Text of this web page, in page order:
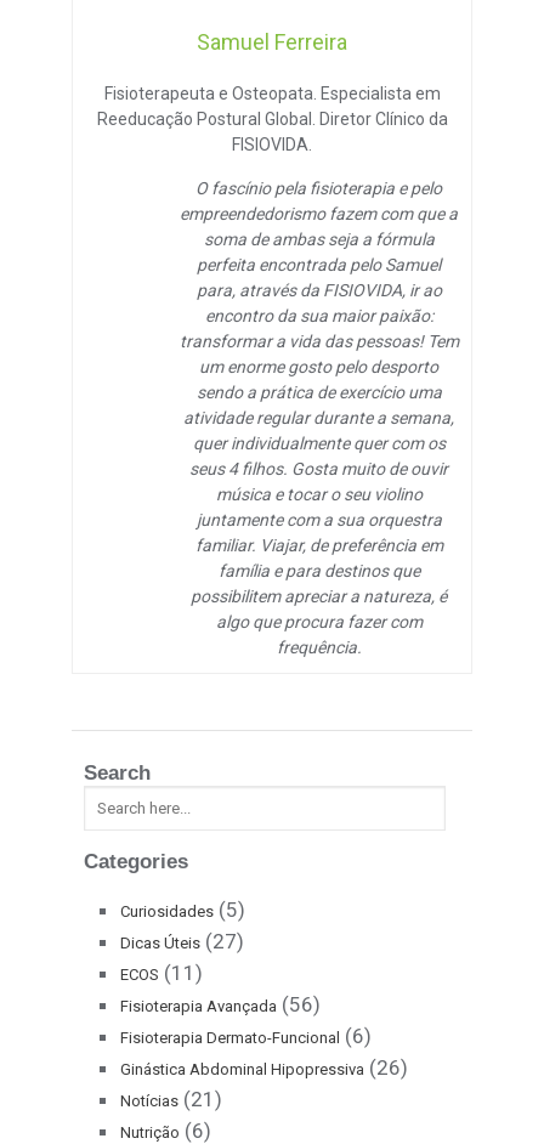
Samuel Ferreira
Fisioterapeuta e Osteopata. Especialista em
Reeducação Postural Global. Diretor Clínico da
FISIOVIDA.
O fascínio pela fisioterapia e pelo
empreendedorismo fazem com que a
soma de ambas seja a fórmula
perfeita encontrada pelo Samuel
para, através da FISIOVIDA, ir ao
encontro da sua maior paixão:
transformar a vida das pessoas! Tem
um enorme gosto pelo desporto
sendo a prática de exercício uma
atividade regular durante a semana,
quer individualmente quer com os
seus 4 filhos. Gosta muito de ouvir
música e tocar o seu violino
juntamente com a sua orquestra
familiar. Viajar, de preferência em
família e para destinos que
possibilitem apreciar a natureza, é
algo que procura fazer com
frequência.
Search
Categories
Curiosidades (5)
Dicas Úteis (27)
ECOS (11)
Fisioterapia Avançada (56)
Fisioterapia Dermato-Funcional (6)
Ginástica Abdominal Hipopressiva (26)
Notícias (21)
Nutrição (6)